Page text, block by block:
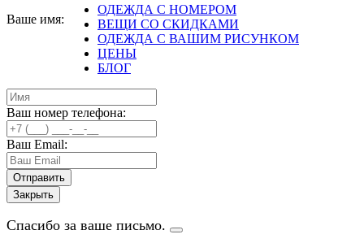
ОДЕЖДА С НОМЕРОМ
ВЕЩИ СО СКИДКАМИ
ОДЕЖДА С ВАШИМ РИСУНКОМ
ЦЕНЫ
БЛОГ
Ваше имя:
Ваш номер телефона:
Ваш Email:
Закрыть
Спасибо за ваше письмо.